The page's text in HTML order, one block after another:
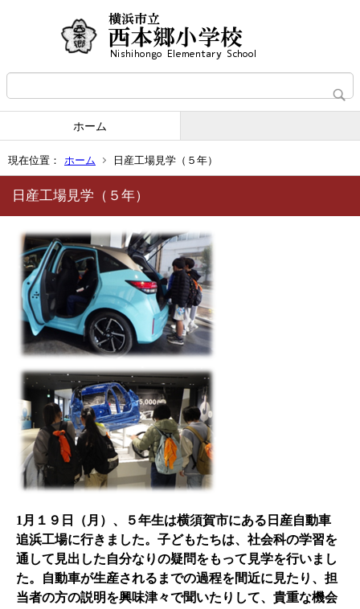
ホーム
現在位置： ホーム 日産工場見学（５年）
日産工場見学（５年）
1 月１９日（月）、５年生は横須賀市にある日産自動車
追浜工場に行きました。子どもたちは、社会科の学習を
通して見出した自分なりの疑問をもって見学を行いまし
た。自動車が生産されるまでの過程を間近に見たり、担
当者の方の説明を興味津々で聞いたりして、貴重な機会